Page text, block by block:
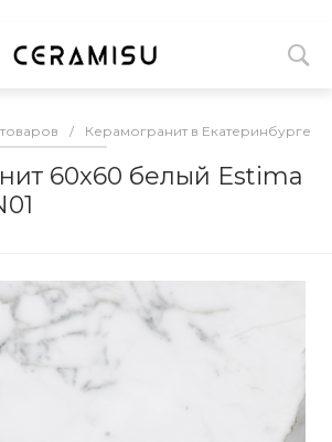
/ Керамогранит в Екатеринбурге
60x60 белый Estima